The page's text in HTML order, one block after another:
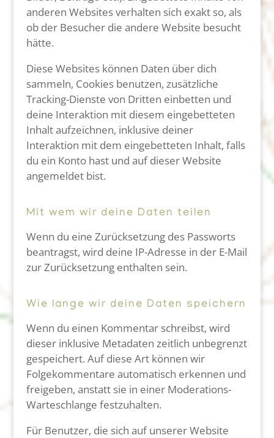
anderen Websites verhalten sich exakt so, als
ob der Besucher die andere Website besucht
hätte.
Diese Websites können Daten über dich
sammeln, Cookies benutzen, zusätzliche
Tracking-Dienste von Dritten einbetten und
deine Interaktion mit diesem eingebetteten
Inhalt aufzeichnen, inklusive deiner
Interaktion mit dem eingebetteten Inhalt, falls
du ein Konto hast und auf dieser Website
angemeldet bist.
Mit wem wir deine Daten teilen
Wenn du eine Zurücksetzung des Passworts
beantragst, wird deine IP-Adresse in der E-Mail
zur Zurücksetzung enthalten sein.
Wie lange wir deine Daten speichern
Wenn du einen Kommentar schreibst, wird
dieser inklusive Metadaten zeitlich unbegrenzt
gespeichert. Auf diese Art können wir
Folgekommentare automatisch erkennen und
freigeben, anstatt sie in einer Moderations-
Warteschlange festzuhalten.
Für Benutzer, die sich auf unserer Website